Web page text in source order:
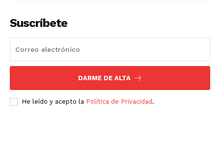
Suscríbete
DARME DE ALTA
He leído y acepto la Política de Privacidad .